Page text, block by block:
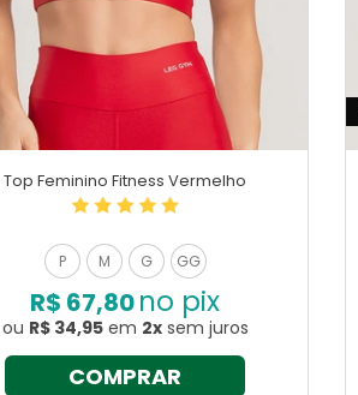
Top Feminino Fitness Vermelho
P M G GG
R$ 67,80no pix
ou R$ 34,95em 2xsem juros
COMPRAR